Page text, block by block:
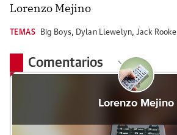
Lorenzo Mejino
TEMAS Big Boys, Dylan Llewelyn,Jack Rooke
Comentarios
Lorenzo Mejino